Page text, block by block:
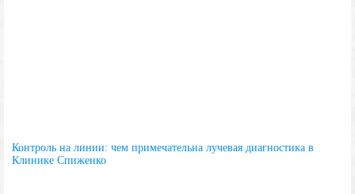
Контроль на линии: чем примечательна лучевая диагностика в
Клинике Спиженко